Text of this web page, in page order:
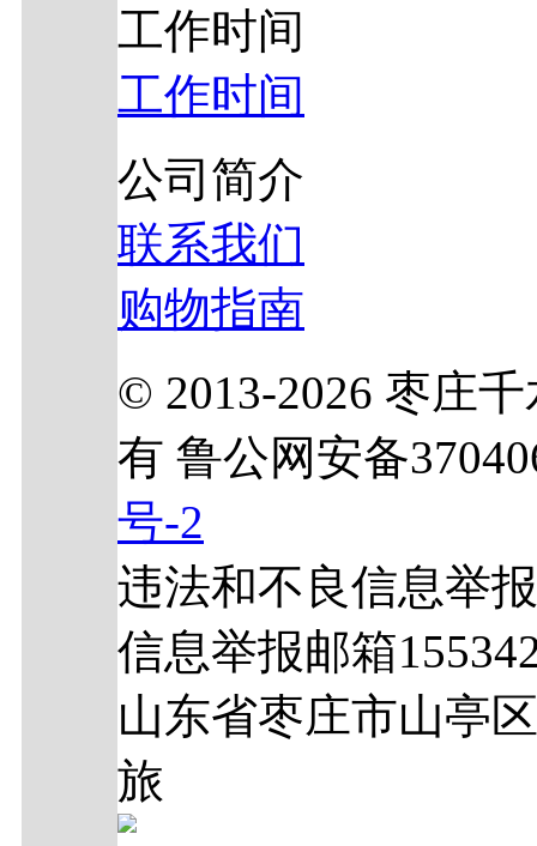
工作时间
工作时间
公司简介
联系我们
购物指南
© 2013-2026 枣庄
有 鲁公网安备
号-2
违法和不良信息举
信息举报邮箱
山东省枣庄市山亭
旅